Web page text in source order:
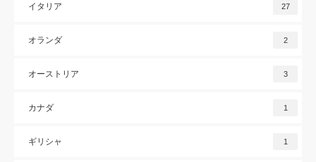
イタリア 27
オランダ 2
オーストリア 3
カナダ 1
ギリシャ 1